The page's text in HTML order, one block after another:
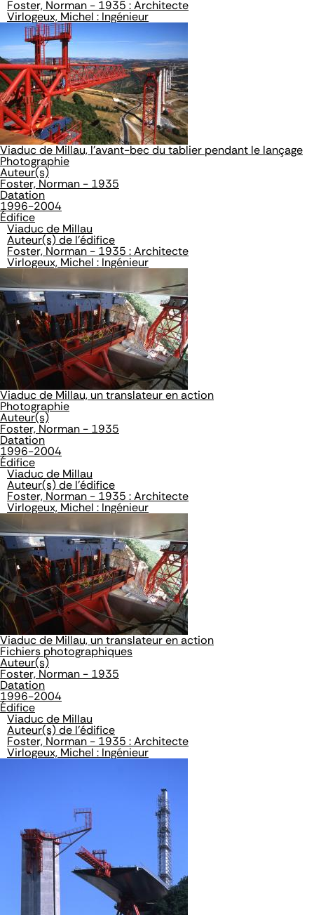
Foster, Norman - 1935 : Architecte
Virlogeux, Michel : Ingénieur
Viaduc de Millau, l'avant-bec du tablier pendant le lançage
Photographie
Auteur(s)
Foster, Norman - 1935
Datation
1996-2004
Édifice
Viaduc de Millau
Auteur(s) de l'édifice
Foster, Norman - 1935 : Architecte
Virlogeux, Michel : Ingénieur
Viaduc de Millau, un translateur en action
Photographie
Auteur(s)
Foster, Norman - 1935
Datation
1996-2004
Édifice
Viaduc de Millau
Auteur(s) de l'édifice
Foster, Norman - 1935 : Architecte
Virlogeux, Michel : Ingénieur
Viaduc de Millau, un translateur en action
Fichiers photographiques
Auteur(s)
Foster, Norman - 1935
Datation
1996-2004
Édifice
Viaduc de Millau
Auteur(s) de l'édifice
Foster, Norman - 1935 : Architecte
Virlogeux, Michel : Ingénieur